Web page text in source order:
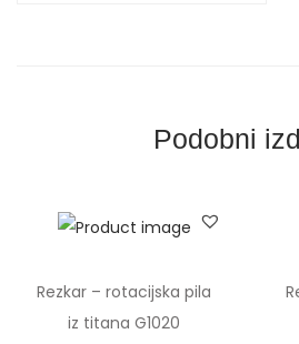
p
l
a
Podobni
Rezkar – rotacijska pila
iz titana G1020